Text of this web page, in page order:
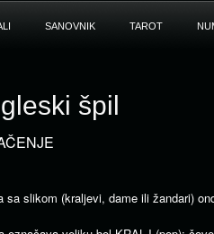
SANOVNIK TAROT
špil
sa slikom (kraljevi, dame ili žandari)